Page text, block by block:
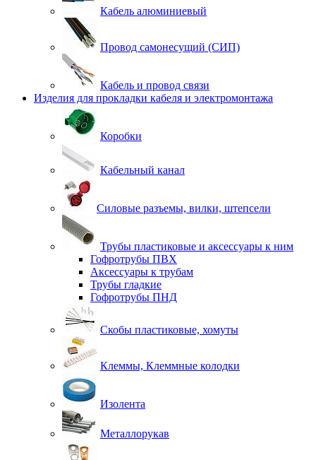
Кабель алюминиевый
Провод самонесущий (СИП)
Кабель и провод связи
Изделия для прокладки кабеля и электромонтажа
Коробки
Кабельный канал
Силовые разъемы, вилки, штепсели
Трубы пластиковые и аксессуары к ним
Гофротрубы ПВХ
Аксессуары к трубам
Трубы гладкие
Гофротрубы ПНД
Скобы пластиковые, хомуты
Клеммы, Клеммные колодки
Изолента
Металлорукав